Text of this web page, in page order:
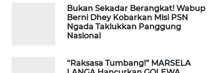
Bukan Sekadar Berangkat! Wabup
Berni Dhey Kobarkan Misi PSN
Ngada Taklukkan Panggung
Nasional
“Raksasa Tumbang!” MARSELA